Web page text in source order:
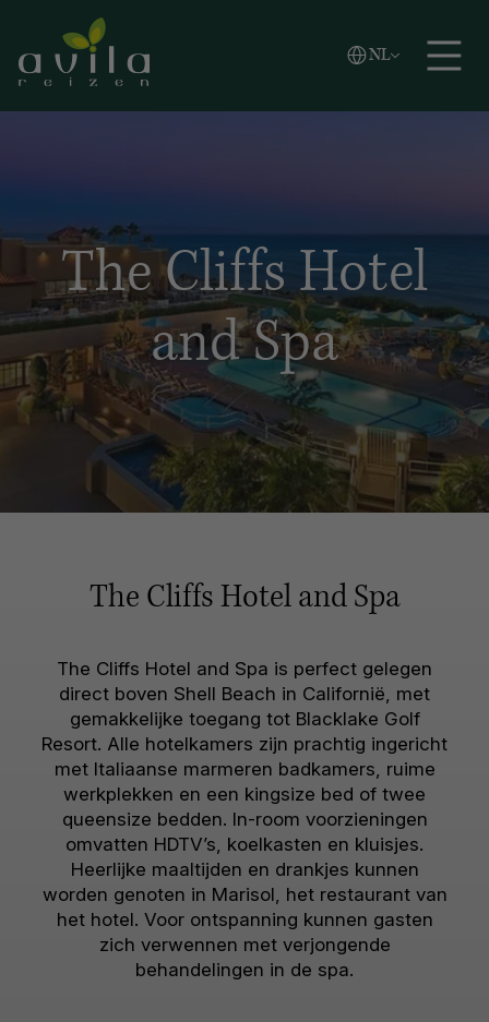
Zoeken
NL
Vlaams
English
The Cliffs Hotel
and Spa
The Cliffs Hotel and Spa
The Cliffs Hotel and Spa is perfect gelegen
direct boven Shell Beach in Californië, met
gemakkelijke toegang tot Blacklake Golf
Resort. Alle hotelkamers zijn prachtig ingericht
met Italiaanse marmeren badkamers, ruime
werkplekken en een kingsize bed of twee
queensize bedden. In-room voorzieningen
omvatten HDTV’s, koelkasten en kluisjes.
Heerlijke maaltijden en drankjes kunnen
worden genoten in Marisol, het restaurant van
het hotel. Voor ontspanning kunnen gasten
zich verwennen met verjongende
behandelingen in de spa.